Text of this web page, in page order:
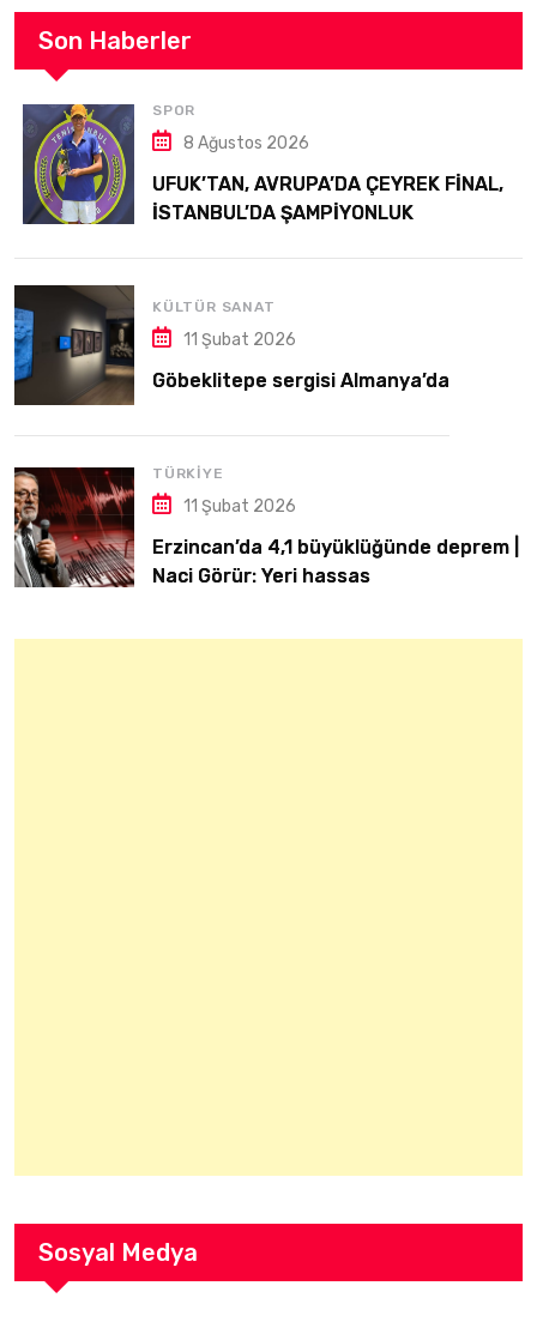
Son Haberler
SPOR
8 Ağustos 2026
UFUK’TAN, AVRUPA’DA ÇEYREK FİNAL,
İSTANBUL’DA ŞAMPİYONLUK
KÜLTÜR SANAT
11 Şubat 2026
Göbeklitepe sergisi Almanya’da
TÜRKIYE
11 Şubat 2026
Erzincan’da 4,1 büyüklüğünde deprem |
Naci Görür: Yeri hassas
Sosyal Medya